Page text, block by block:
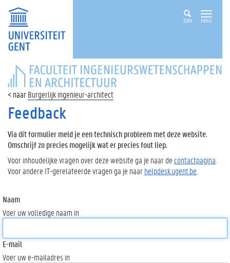
ZOEK MENU
FACULTEIT
INGENIEURSWETENSCHAPPEN
EN
ARCHITECTUUR
Burgerlijk ingenieur-architect
Feedback
Via dit formulier meld je een technisch probleem met deze website.
Omschrijf zo precies mogelijk wat er precies fout liep.
Voor inhoudelijke vragen over deze website ga je naar de contactpagina
Voor andere IT-gerelateerde vragen ga je naarhelpdesk.ugent.be
Naam
Voer uw volledige naam in
E-mail
Voer uw e-mailadres in